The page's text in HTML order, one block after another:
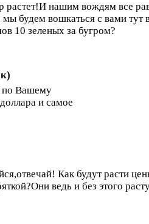
нашим вождям все
мы будем вошкаться с вами тут
10 зеленых за бугром?
по Вашему
и самое
Как будут расти
ведь и без этого